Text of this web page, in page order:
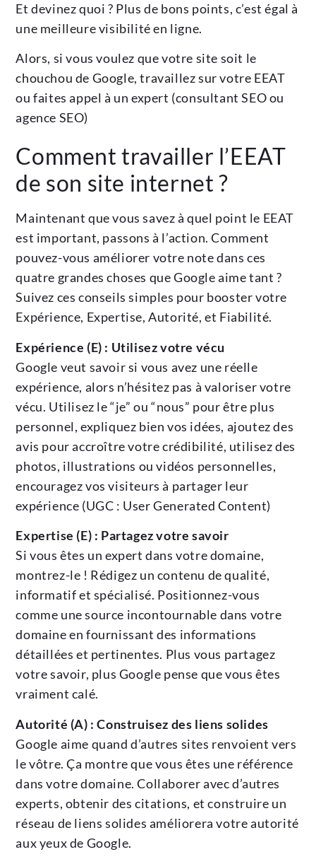
Et devinez quoi ? Plus de bons points, c’est égal à
une meilleure visibilité en ligne.
Alors, si vous voulez que votre site soit le
chouchou de Google, travaillez sur votre EEAT
ou faites appel à un expert (consultant SEO ou
agence SEO)
Comment travailler l’EEAT
de son site internet ?
Maintenant que vous savez à quel point le EEAT
est important, passons à l’action. Comment
pouvez-vous améliorer votre note dans ces
quatre grandes choses que Google aime tant ?
Suivez ces conseils simples pour booster votre
Expérience, Expertise, Autorité, et Fiabilité.
Expérience (E) : Utilisez votre vécu
Google veut savoir si vous avez une réelle
expérience, alors n’hésitez pas à valoriser votre
vécu. Utilisez le “je” ou “nous” pour être plus
personnel, expliquez bien vos idées, ajoutez des
avis pour accroître votre crédibilité, utilisez des
photos, illustrations ou vidéos personnelles,
encouragez vos visiteurs à partager leur
expérience (UGC : User Generated Content)
Expertise (E) : Partagez votre savoir
Si vous êtes un expert dans votre domaine,
montrez-le ! Rédigez un contenu de qualité,
informatif et spécialisé. Positionnez-vous
comme une source incontournable dans votre
domaine en fournissant des informations
détaillées et pertinentes. Plus vous partagez
votre savoir, plus Google pense que vous êtes
vraiment calé.
Autorité (A) : Construisez des liens solides
Google aime quand d’autres sites renvoient vers
le vôtre. Ça montre que vous êtes une référence
dans votre domaine. Collaborer avec d’autres
experts, obtenir des citations, et construire un
réseau de liens solides améliorera votre autorité
aux yeux de Google.